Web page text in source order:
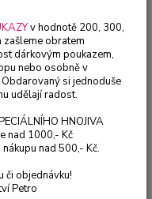
v hodnotě 200, 300,
zašleme obratem
dárkovým poukazem,
nebo osobně v
si jednoduše
udělají radost.
HNOJIVA
nad 1000,- Kč
nad 500,- Kč.
či objednávku!
Petro